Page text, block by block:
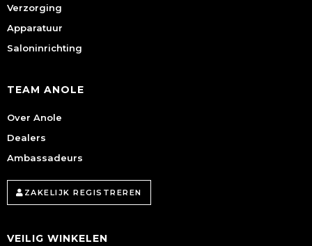
Verzorging
Apparatuur
Saloninrichting
TEAM ANOLE
Over Anole
Dealers
Ambassadeurs
ZAKELIJK REGISTREREN
VEILIG WINKELEN